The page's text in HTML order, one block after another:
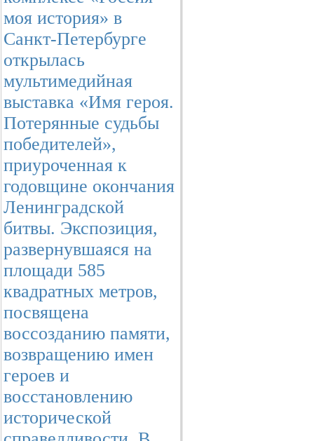
моя история» в
Санкт-Петербурге
открылась
мультимедийная
выставка «Имя героя.
Потерянные судьбы
победителей»,
приуроченная к
годовщине окончания
Ленинградской
битвы. Экспозиция,
развернувшаяся на
площади 585
квадратных метров,
посвящена
воссозданию памяти,
возвращению имен
героев и
восстановлению
исторической